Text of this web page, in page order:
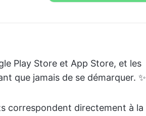
Play Store et App Store, et les
que jamais de se démarquer. ✨
correspondent directement à la